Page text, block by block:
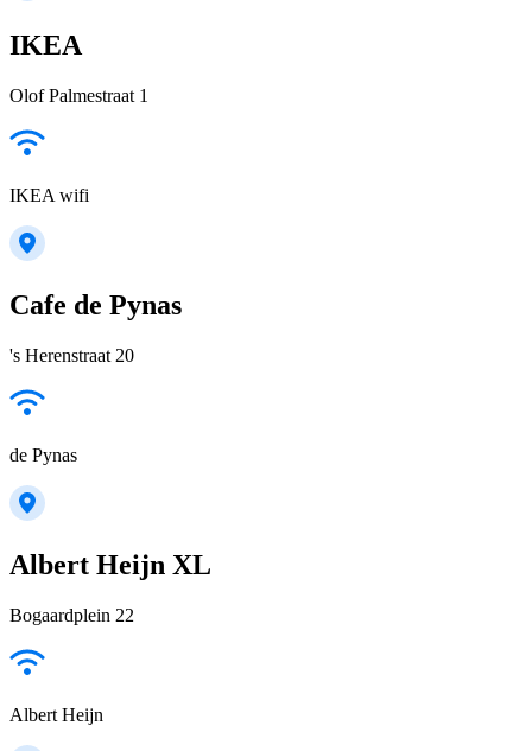
IKEA
Olof Palmestraat 1
IKEA wifi
Cafe de Pynas
's Herenstraat 20
de Pynas
Albert Heijn XL
Bogaardplein 22
Albert Heijn